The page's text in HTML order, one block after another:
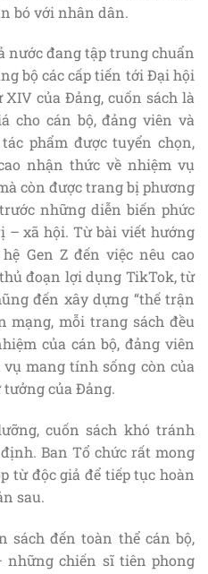
bó với nhân dân.
nước đang tập trung chuẩn
bộ các cấp tiến tới Đại hội
của Đảng, cuốn sách là
cho cán bộ, đảng viên và
phẩm được tuyển chọn,
nhận thức về nhiệm vụ
còn được trang bị phương
những diễn biến phức
xã hội. Từ bài viết hướng
Gen Z đến việc nêu cao
đoạn lợi dụng TikTok, từ
đến xây dựng “thế trận
mạng, mỗi trang sách đều
của cán bộ, đảng viên
mang tính sống còn của
của Đảng.
cuốn sách khó tránh
Ban Tổ chức rất mong
từ độc giả để tiếp tục hoàn
sau.
sách đến toàn thể cán bộ,
chiến sĩ tiên phong